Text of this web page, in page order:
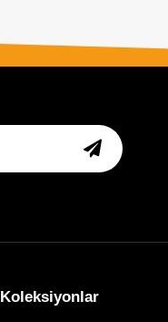
Koleksiyonlar